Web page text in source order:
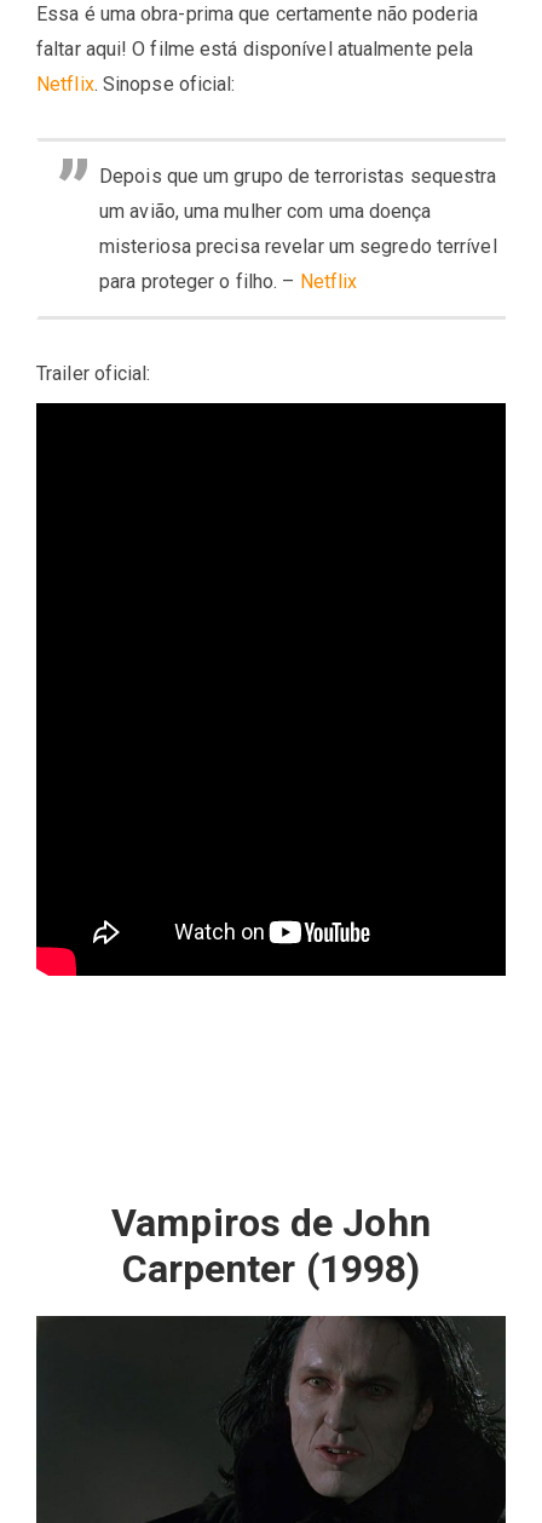
Essa é uma obra-prima que certamente não poderia
faltar aqui! O filme está disponível atualmente pela
Netflix. Sinopse oficial:
Depois que um grupo de terroristas sequestra
um avião, uma mulher com uma doença
misteriosa precisa revelar um segredo terrível
para proteger o filho. – Netflix
Trailer oficial:
Vampiros de John
Carpenter (1998)